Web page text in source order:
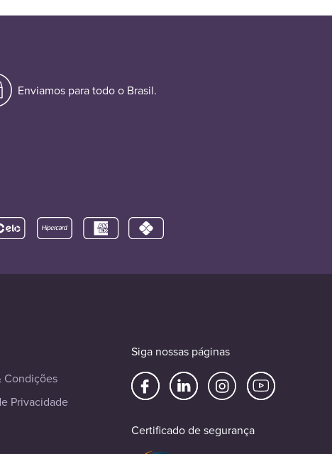
Enviamos para todo o Brasil.
Condições
Privacidade
Siga nossas páginas
Certificado de segurança